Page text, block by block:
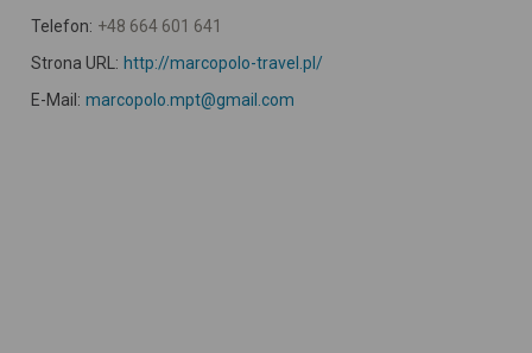
Telefon: +48 664 601 641
Strona URL: http://marcopolo-travel.pl/
E-Mail: marcopolo.mpt@gmail.com